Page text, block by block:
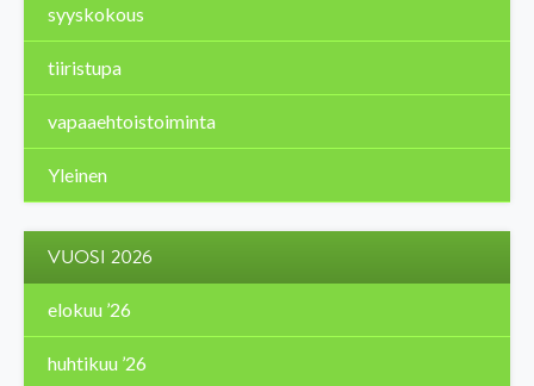
syyskokous
tiiristupa
vapaaehtoistoiminta
Yleinen
VUOSI 2026
elokuu ’26
huhtikuu ’26